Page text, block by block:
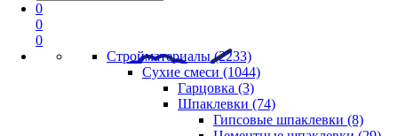
0
0
0
Стройматериалы (2233)
Сухие смеси (1044)
Гарцовка (3)
Шпаклевки (74)
Гипсовые шпаклевки (8)